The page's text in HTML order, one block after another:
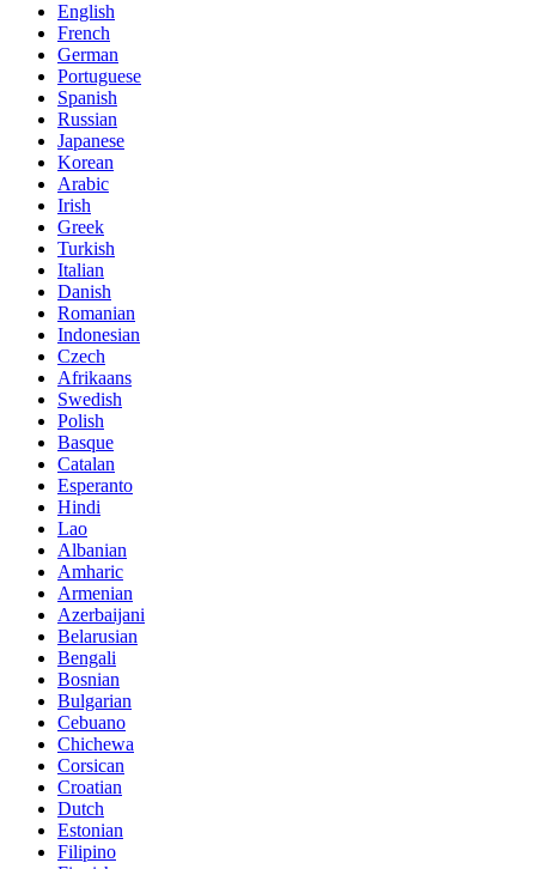
English
French
German
Portuguese
Spanish
Russian
Japanese
Korean
Arabic
Irish
Greek
Turkish
Italian
Danish
Romanian
Indonesian
Czech
Afrikaans
Swedish
Polish
Basque
Catalan
Esperanto
Hindi
Lao
Albanian
Amharic
Armenian
Azerbaijani
Belarusian
Bengali
Bosnian
Bulgarian
Cebuano
Chichewa
Corsican
Croatian
Dutch
Estonian
Filipino